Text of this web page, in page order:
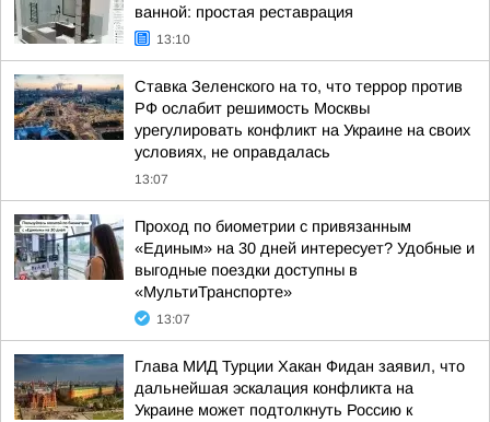
ванной: простая реставрация
13:10
Ставка Зеленского на то, что террор против
РФ ослабит решимость Москвы
урегулировать конфликт на Украине на своих
условиях, не оправдалась
13:07
Проход по биометрии с привязанным
«Единым» на 30 дней интересует? Удобные и
выгодные поездки доступны в
«МультиТранспорте»
13:07
Глава МИД Турции Хакан Фидан заявил, что
дальнейшая эскалация конфликта на
Украине может подтолкнуть Россию к